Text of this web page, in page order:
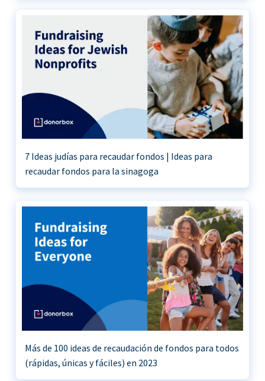
7 Ideas judías para recaudar fondos | Ideas para
recaudar fondos para la sinagoga
Más de 100 ideas de recaudación de fondos para todos
(rápidas, únicas y fáciles) en 2023